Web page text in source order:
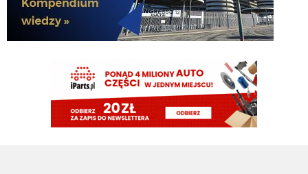
G3nesis
07.08.2026 19:15
Hehe 😁
Adriano ty already dead a nie forever he xd
FENDI_SOSA 07.08.2026 18:56
Oleeks ciśnij go he